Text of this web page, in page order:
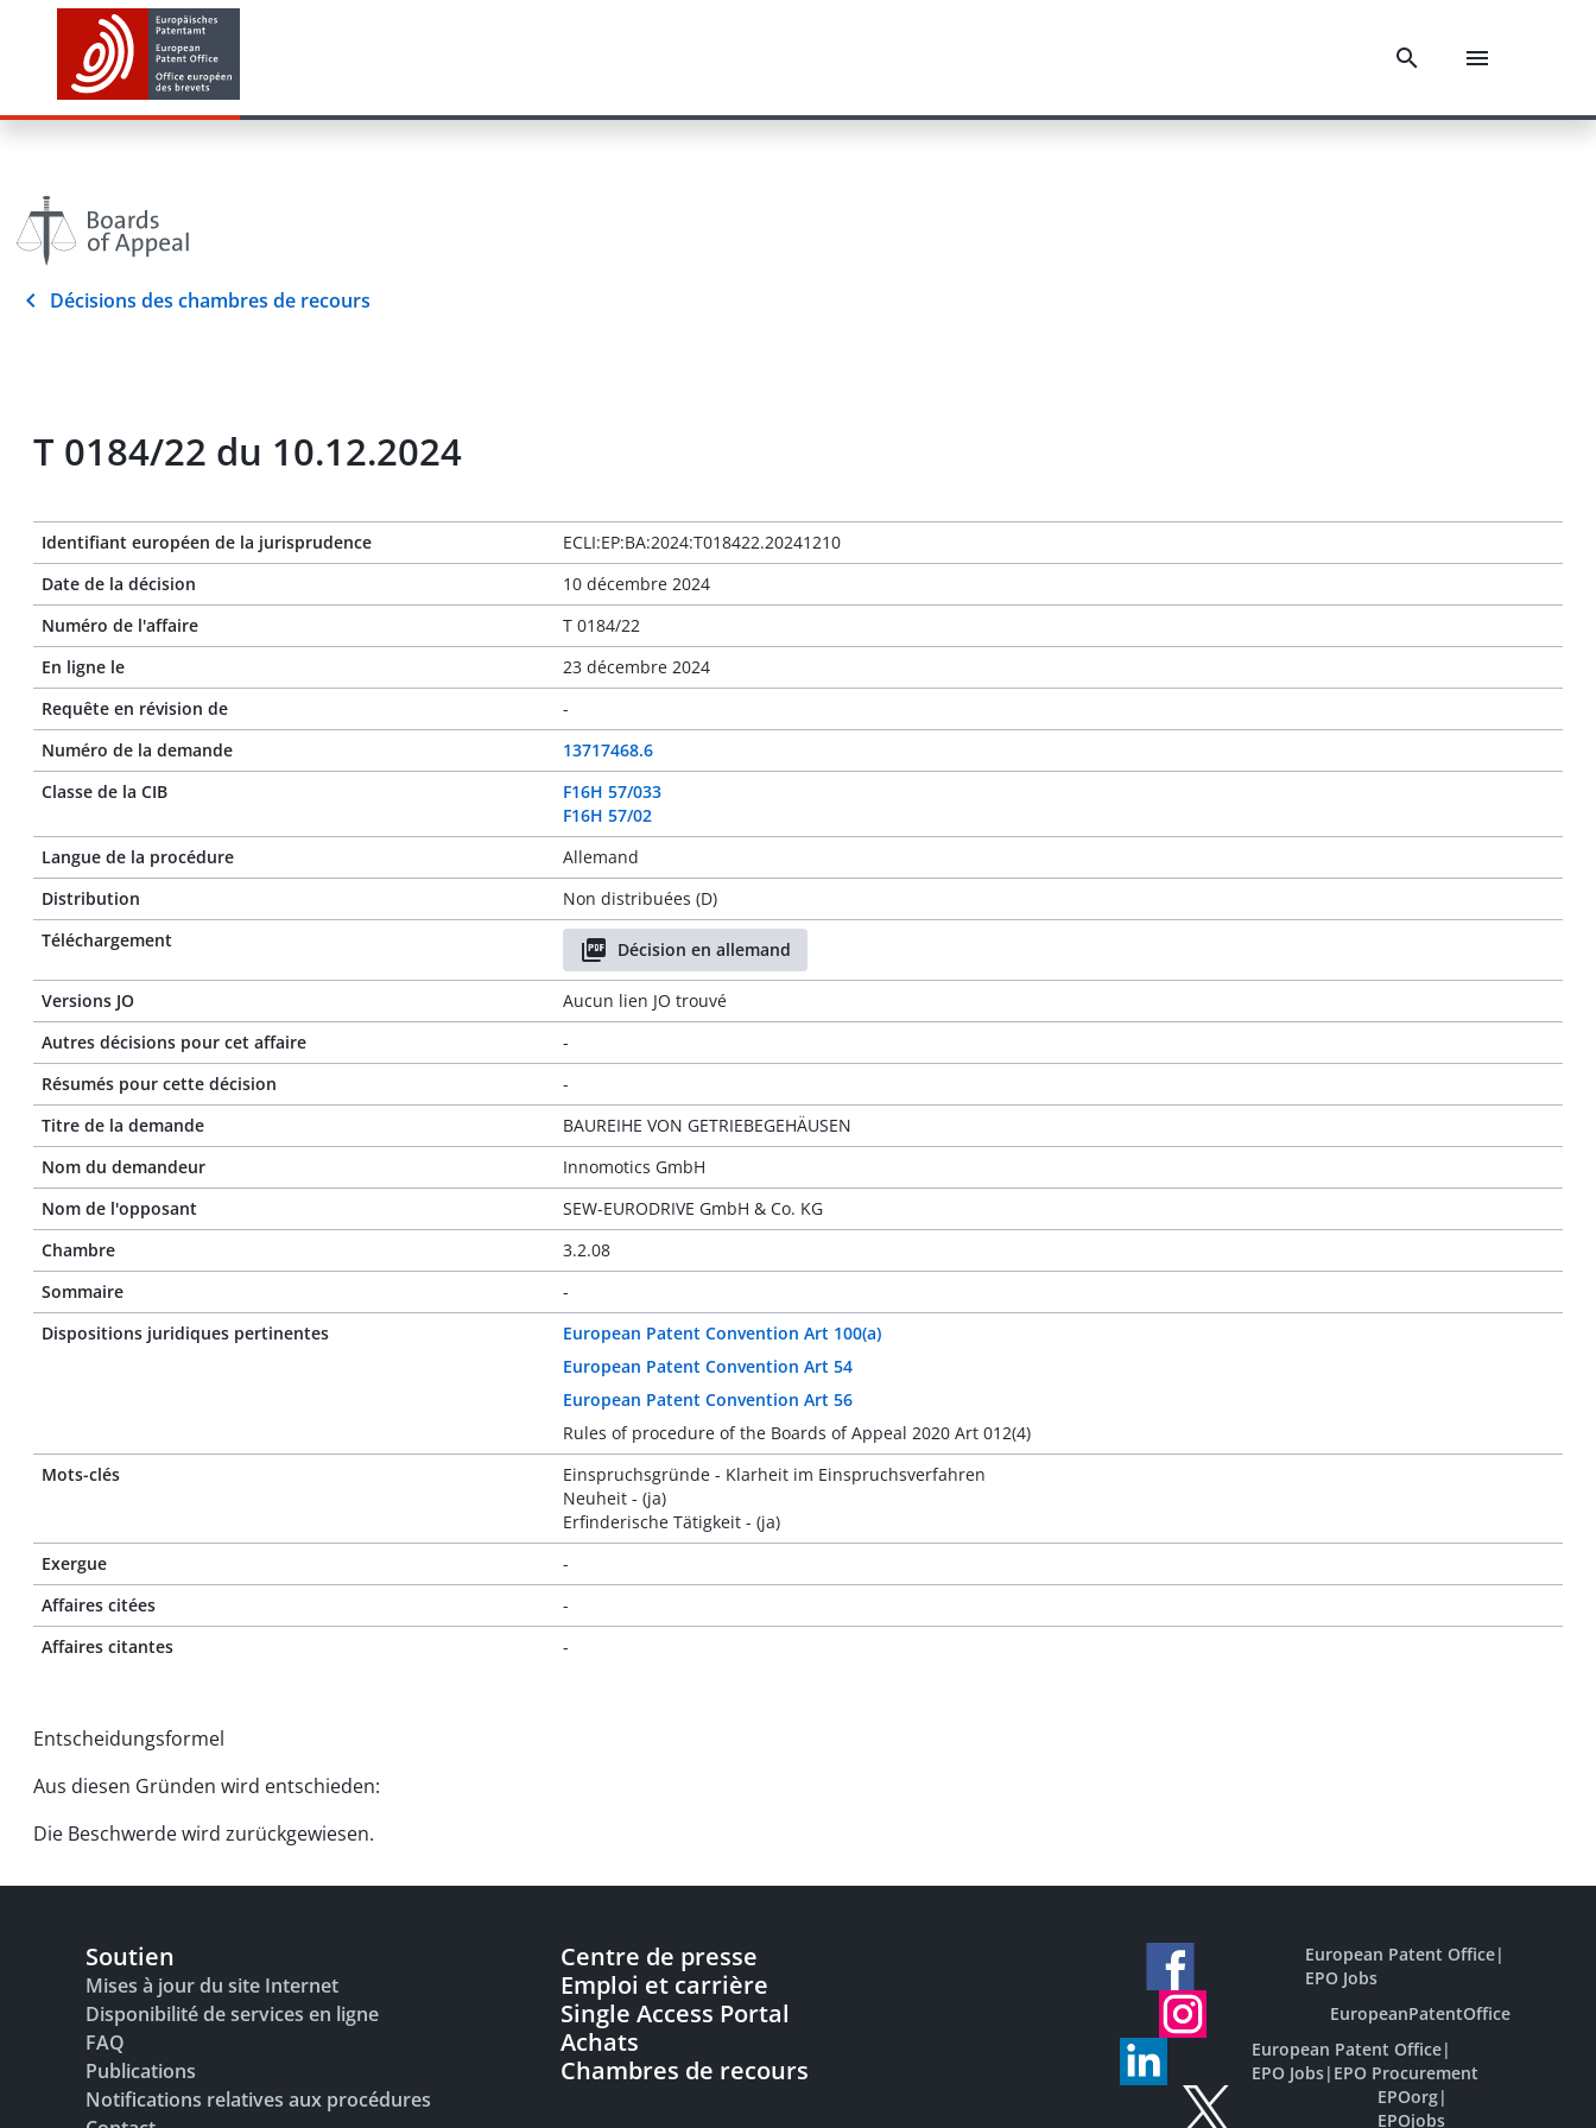
Décisions des chambres de recours
T 0184/22 du 10.12.2024
Identifiant européen de la jurisprudence
ECLI:EP:BA:2024:T018422.20241210
Date de la décision
10 décembre 2024
Numéro de l'affaire
T 0184/22
En ligne le
23 décembre 2024
Requête en révision de
-
Numéro de la demande
13717468.6
Classe de la CIB
F16H 57/033
F16H 57/02
Langue de la procédure
Allemand
Distribution
Non distribuées (D)
Téléchargement
Décision en allemand
Versions JO
Aucun lien JO trouvé
Autres décisions pour cet affaire
-
Résumés pour cette décision
-
Titre de la demande
BAUREIHE VON GETRIEBEGEHÄUSEN
Nom du demandeur
Innomotics GmbH
Nom de l'opposant
SEW-EURODRIVE GmbH & Co. KG
Chambre
3.2.08
Sommaire
-
Dispositions juridiques pertinentes
European Patent Convention Art 100(a)
European Patent Convention Art 54
European Patent Convention Art 56
Rules of procedure of the Boards of Appeal 2020 Art 012(4)
Mots-clés
Einspruchsgründe - Klarheit im Einspruchsverfahren
Neuheit - (ja)
Erfinderische Tätigkeit - (ja)
Exergue
-
Affaires citées
-
Affaires citantes
-
Entscheidungsformel
Aus diesen Gründen wird entschieden:
Die Beschwerde wird zurückgewiesen.
Soutien
Mises à jour du site Internet
Disponibilité de services en ligne
FAQ
Publications
Notifications relatives aux procédures
Centre de presse
Emploi et carrière
Single Access Portal
Achats
Chambres de recours
European Patent Office|
EPO Jobs
EuropeanPatentOffice
European Patent Office|
EPO Jobs| EPO Procurement
EPOorg|
EPOjobs